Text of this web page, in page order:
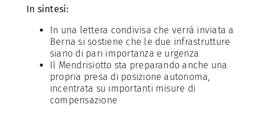
In sintesi:
In una lettera condivisa che verrà inviata a
Berna si sostiene che le due infrastrutture
siano di pari importanza e urgenza
Il Mendrisiotto sta preparando anche una
propria presa di posizione autonoma,
incentrata su importanti misure di
compensazione